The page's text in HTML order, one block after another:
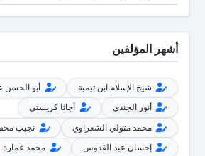
أشهر المؤلفين
شيخ الإسلام ابن تيمية
أبو الحسن
أنور الجندي
أجاثا كريستي
محمد متولي الشعراوي
نجيب
إحسان عبد القدوس
محمد عمارة